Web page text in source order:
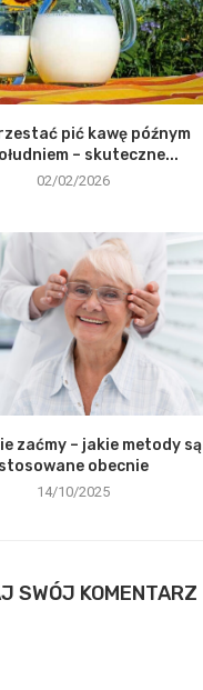
pić kawę późnym
– skuteczne...
02/02/2026
zaćmy – jakie metody są
stosowane obecnie
14/10/2025
SWÓJ KOMENTARZ